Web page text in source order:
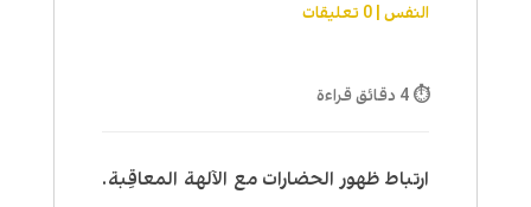
النفس| 0 تعليقات
⏱ 4 دقائق قراءة
ارتباط ظهور الحضارات مع الآلهة المعاقِبة.